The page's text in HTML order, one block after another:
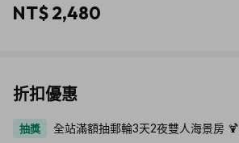
NT$ 2,480
折扣優惠
抽獎 全站滿額抽郵輪3天2夜雙人海景房 🍹